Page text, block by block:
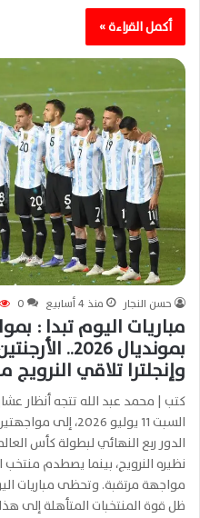
أكمل القراءة »
حسن النجار منذ 4 أسابيع 0
مباريات اليوم تبدا :
بمونديال
وإنجلترا تلاقي النرويج
كتب | محمد عبد الله تتجه أنظار
السبت 11 يوليو
نظيره النرويج، بينما يصطدم
مواجهة مرتقبة. وتحظى مباريات
ظل قوة المنتخبات المتأهلة إلى